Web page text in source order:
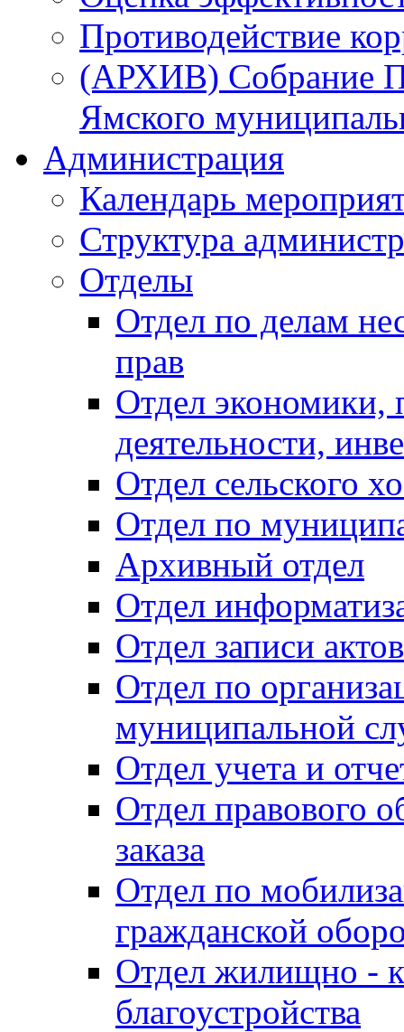
Противодействие
(АРХИВ) Собрание
Ямского
Администрация
Календарь
Структура
Отделы
Отдел по делам
прав
Отдел экономики,
деятельности,
Отдел сельского
Отдел по
Архивный отдел
Отдел
Отдел записи
Отдел по
муниципальной
Отдел учета и
Отдел правового
заказа
Отдел по
гражданской
Отдел жилищно -
благоустройства